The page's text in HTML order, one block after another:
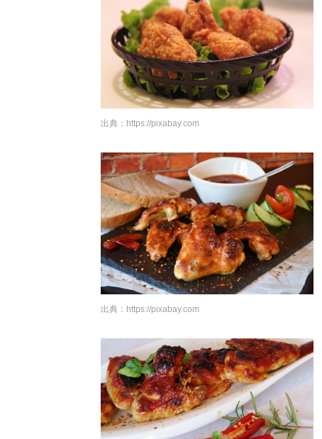
出典： https://pixabay.com
出典： https://pixabay.com